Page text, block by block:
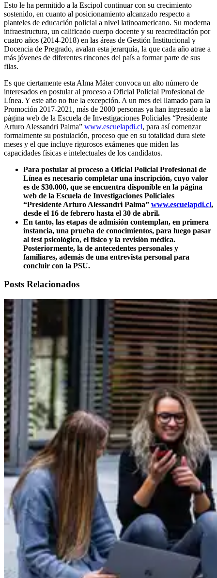
Esto le ha permitido a la Escipol continuar con su crecimiento
sostenido, en cuanto al posicionamiento alcanzado respecto a
planteles de educación policial a nivel latinoamericano. Su moderna
infraestructura, un calificado cuerpo docente y su reacreditación por
cuatro años (2014-2018) en las áreas de Gestión Institucional y
Docencia de Pregrado, avalan esta jerarquía, la que cada año atrae a
más jóvenes de diferentes rincones del país a formar parte de sus
filas.
Es que ciertamente esta Alma Máter convoca un alto número de
interesados en postular al proceso a Oficial Policial Profesional de
Línea. Y este año no fue la excepción. A un mes del llamado para la
Promoción 2017-2021, más de 2000 personas ya han ingresado a la
página web de la Escuela de Investigaciones Policiales “Presidente
Arturo Alessandri Palma” www.escuelapdi.cl, para así comenzar
formalmente su postulación, proceso que en su totalidad dura siete
meses y el que incluye rigurosos exámenes que miden las
capacidades físicas e intelectuales de los candidatos.
Para postular al proceso a Oficial Policial Profesional de
Línea es necesario completar una inscripción, cuyo valor
es de $30.000, que se encuentra disponible en la página
web de la Escuela de Investigaciones Policiales
“Presidente Arturo Alessandri Palma” www.escuelapdi.cl,
desde el 16 de febrero hasta el 30 de abril.
En tanto, las etapas de admisión contemplan, en primera
instancia, una prueba de conocimientos, para luego pasar
al test psicológico, el físico y la revisión médica.
Posteriormente, la de antecedentes personales y
familiares, además de una entrevista personal para
concluir con la PSU.
Posts Relacionados